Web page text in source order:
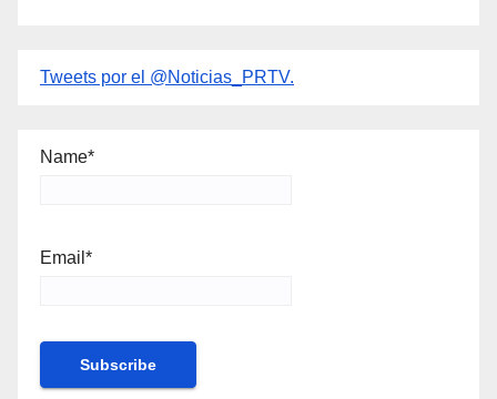
Tweets por el @Noticias_PRTV.
Name*
Email*